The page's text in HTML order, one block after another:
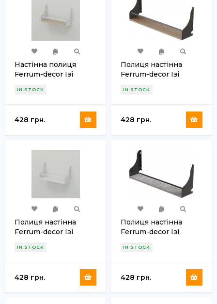
Настінна полиця
Ferrum-decor Ізі
Білий ДСП Сонома 16
IN STOCK
428 грн.
Полиця настінна
Ferrum-decor Ізі
Білий ДСП Дуб Сан-
IN STOCK
428 грн.
Полиця настінна
Ferrum-decor Ізі
Білий ДСП Біле 16 мм
IN STOCK
428 грн.
Полиця настінна
Ferrum-decor Ізі
Чорний ДСП Бетон 16
IN STOCK
428 грн.